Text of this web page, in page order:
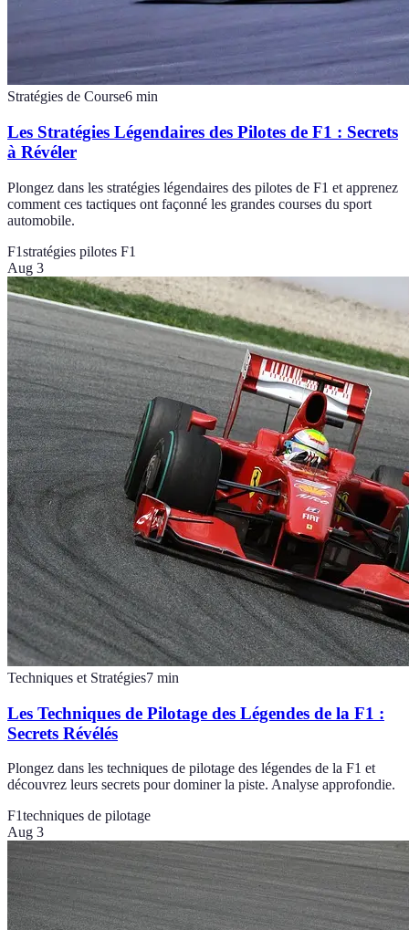
Stratégies de Course6 min
Les Stratégies Légendaires des Pilotes de F1 : Secrets
à Révéler
Plongez dans les stratégies légendaires des pilotes de F1 et apprenez
comment ces tactiques ont façonné les grandes courses du sport
automobile.
F1stratégies pilotes F1
Aug 3
Techniques et Stratégies7 min
Les Techniques de Pilotage des Légendes de la F1 :
Secrets Révélés
Plongez dans les techniques de pilotage des légendes de la F1 et
découvrez leurs secrets pour dominer la piste. Analyse approfondie.
F1techniques de pilotage
Aug 3